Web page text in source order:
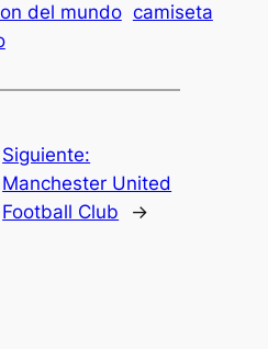
del mundo camiseta
Siguiente:
Manchester United
Football Club
→